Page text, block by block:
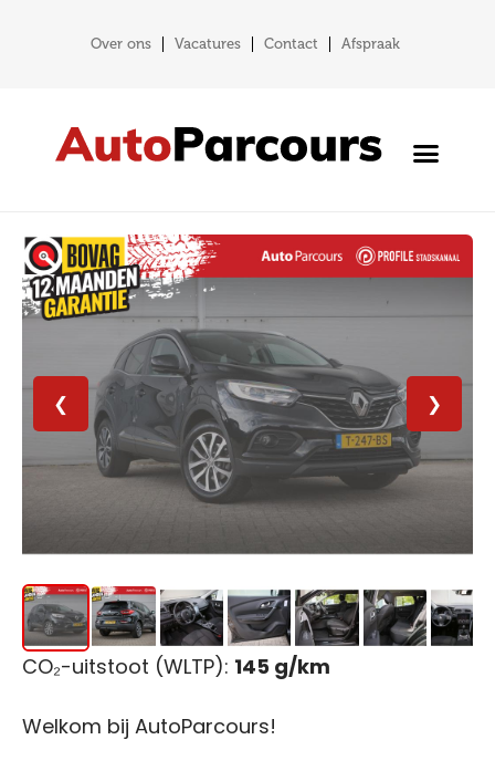
Over ons Vacatures Contact Afspraak
❮ ❯
CO₂-uitstoot (WLTP): 145 g/km
Welkom bij AutoParcours!